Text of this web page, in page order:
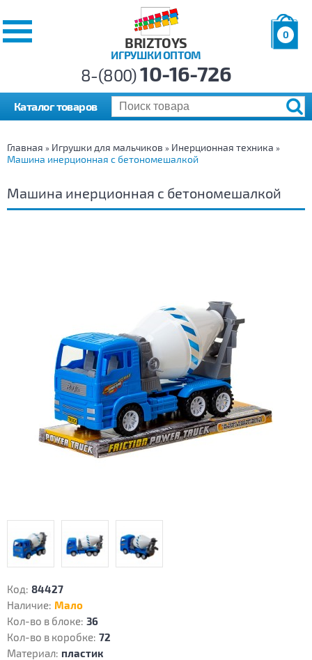
BRIZTOYS
ИГРУШКИ ОПТОМ
0
р.
8-(800)10-16-726
Каталог товаров
Главная » Игрушки для мальчиков » Инерционная техника »
Машина инерционная с бетономешалкой
Машина инерционная с бетономешалкой
Код: 84427
Наличие: Мало
Кол-во в блоке: 36
Кол-во в коробке: 72
Материал: пластик